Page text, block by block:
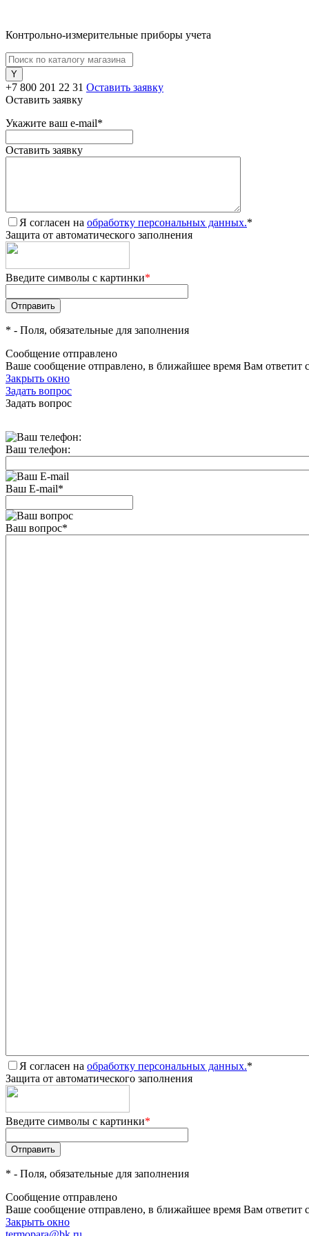
Контрольно-измерительные приборы учета
+7 800 201 22 31 Оставить заявку
Оставить заявку
Укажите ваш e-mail*
Оставить заявку
Я согласен на обработку персональных данных.*
Защита от автоматического заполнения
Введите символы с картинки*
* - Поля, обязательные для заполнения
Сообщение отправлено
Ваше сообщение отправлено, в ближайшее время Вам ответит
Закрыть окно
Задать вопрос
Задать вопрос
Ваш телефон:
Ваш E-mail*
Ваш вопрос*
Я согласен на обработку персональных данных.*
Защита от автоматического заполнения
Введите символы с картинки*
* - Поля, обязательные для заполнения
Сообщение отправлено
Ваше сообщение отправлено, в ближайшее время Вам ответит
Закрыть окно